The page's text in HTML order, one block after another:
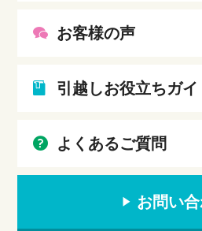
お客様の声
引越しお役立ちガイ
よくあるご質問
お問い